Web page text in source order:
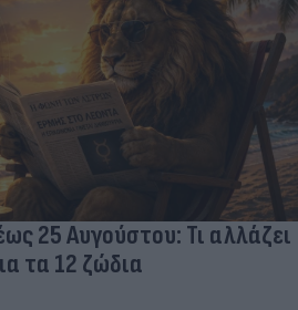
25 Αυγούστου: Τι αλλάζει
τα 12 ζώδια